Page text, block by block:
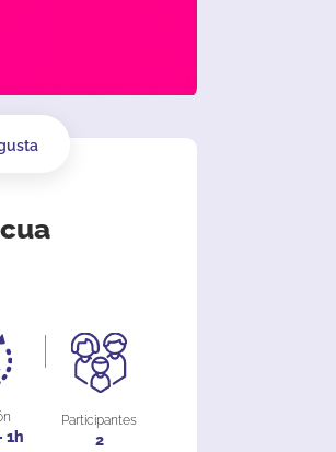
1h
Participantes
2